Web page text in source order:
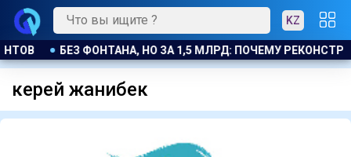
KZ
ПЛОЩАДИ В ТЕМИРТАУ ПОДОРОЖАЛА ВДВОЕ
керей жанибек